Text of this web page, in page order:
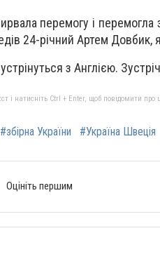
перемогу і
24-річний Артем Довбик,
з Англією.
і натисніть Ctrl + Enter, щоб повідомити про
#збірна України #Україна Швеція
Оцініть першим